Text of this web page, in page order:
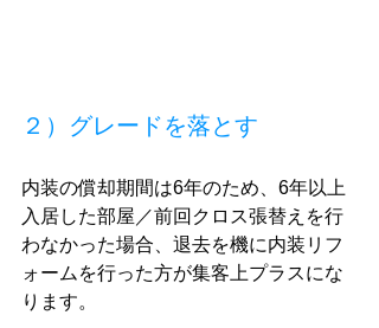
２）グレードを落とす
内装の償却期間は6年のため、6年以上
入居した部屋／前回クロス張替えを行
わなかった場合、退去を機に内装リフ
ォームを行った方が集客上プラスにな
ります。